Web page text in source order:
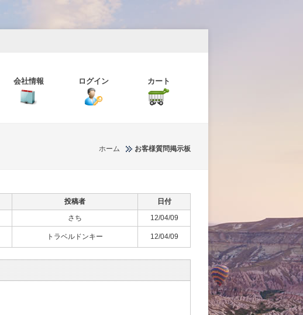
会社情報 ログイン カート
ホーム お客様質問掲示板
投稿者
日付
さち 12/04/09
トラベルドンキー 12/04/09